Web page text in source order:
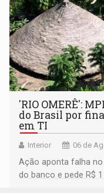
'RIO OMERÊ':
do Brasil por
em TI
Interior 06 de
Ação aponta falha
do banco e pede R$